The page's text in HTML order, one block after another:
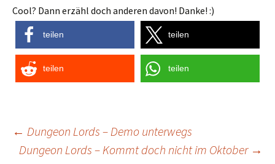
Cool? Dann erzähl doch anderen davon! Danke! :)
teilen teilen
teilen teilen
Post
← Dungeon Lords – Demo unterwegs
Dungeon Lords – Kommt doch nicht im Oktober →